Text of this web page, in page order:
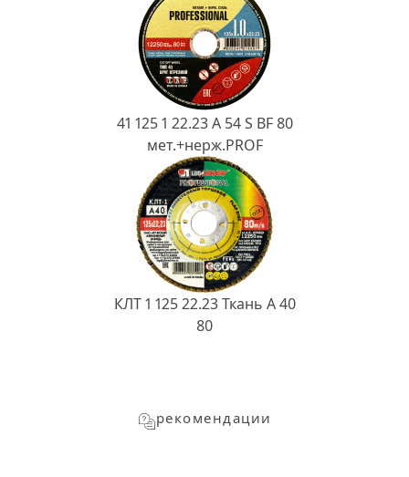
41 125 1 22.23 A 54 S BF 80
мет.+нерж.PROF
КЛТ 1 125 22.23 Ткань A 40
80
рекомендации